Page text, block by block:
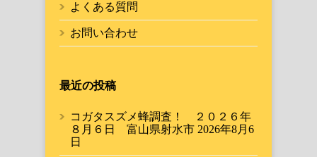
よくある質問
お問い合わせ
最近の投稿
コガタスズメ蜂調査！ ２０２６年
８月６日 富山県射水市 2026年8月6
日